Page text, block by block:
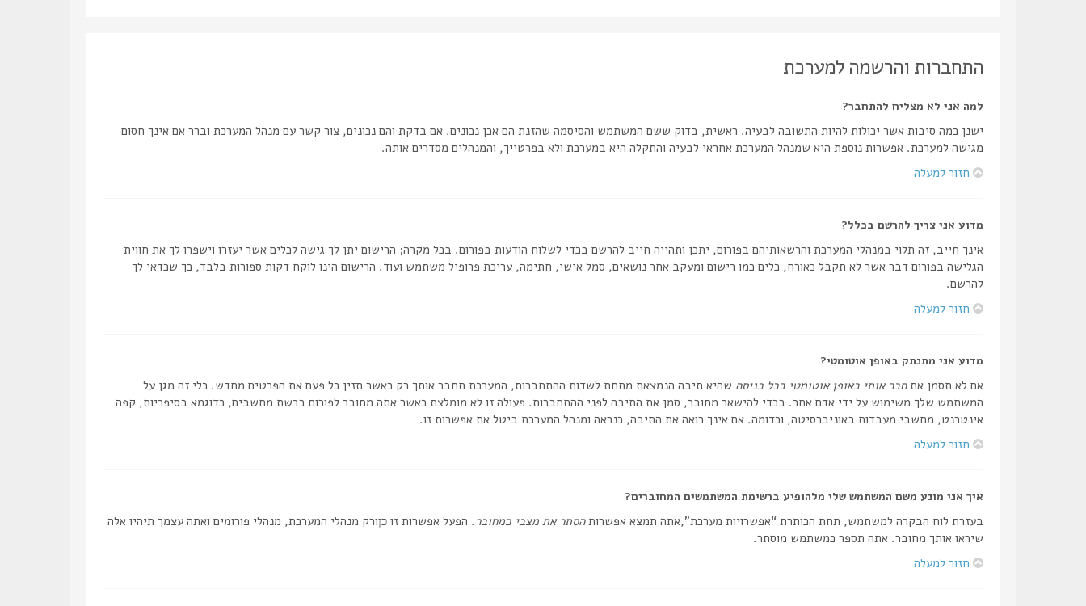
התחברות והרשמה למערכת
למה אני לא מצליח להתחבר?
ישנן כמה סיבות אשר יכולות להיות התשובה לבעיה. ראשית, בדוק ששם המשתמש והסיסמה שהזנת הם אכן נכונים. אם בדקת והם נכונים, צור קשר עם מנהל המערכת וברר אם אינך חסום
מגישה למערכת. אפשרות נוספת היא שמנהל המערכת אחראי לבעיה והתקלה היא במערכת ולא בפרטייך, והמנהלים מסדרים אותה.
חזור למעלה
מדוע אני צריך להרשם בכלל?
אינך חייב, זה תלוי במנהלי המערכת והרשאותיהם בפורום, יתכן ותהייה חייב להרשם בכדי לשלוח הודעות בפורום. בכל מקרה; הרישום יתן לך גישה לכלים אשר יעזרו וישפרו לך את חווית
הגלישה בפורום דבר אשר לא תקבל כאורח, כלים כמו רישום ומעקב אחר נושאים, סמל אישי, חתימה, עריכת פרופיל משתמש ועוד. הרישום הינו לוקח דקות ספורות בלבד, כך שכדאי לך
להרשם.
חזור למעלה
מדוע אני מתנתק באופן אוטומטי?
אם לא תסמן אתחבר אותי באופן אוטומטי בכל כניסה שהיא תיבה הנמצאת מתחת לשדות ההתחברות, המערכת תחבר אותך רק כאשר תזין כל פעם את הפרטים מחדש. כלי זה מגן על
המשתמש שלך משימוש על ידי אדם אחר. בכדי להישאר מחובר, סמן את התיבה לפני ההתחברות. פעולה זו לא מומלצת כאשר אתה מחובר לפורום ברשת מחשבים, כדוגמא בסיפריות, קפה
אינטרנט, מחשבי מעבדות באוניברסיטה, וכדומה. אם אינך רואה את התיבה, כנראה ומנהל המערכת ביטל את אפשרות זו.
חזור למעלה
איך אני מונע משם המשתמש שלי מלהופיע ברשימת המשתמשים המחוברים?
בעזרת לוח הבקרה למשתמש, תחת הכותרת “אפשרויות מערכת”,אתה תמצא אפשרותהסתר את מצבי כמחובר . הפעל אפשרות זו כןורק מנהלי המערכת, מנהלי פורומים ואתה עצמך תיהיו אלה
שיראו אותך מחובר. אתה תספר כמשתמש מוסתר.
חזור למעלה